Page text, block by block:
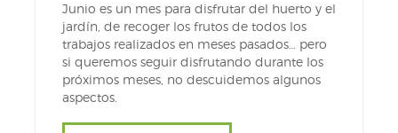
Junio es un mes para disfrutar del huerto y el
jardín, de recoger los frutos de todos los
trabajos realizados en meses pasados… pero
si queremos seguir disfrutando durante los
próximos meses, no descuidemos algunos
aspectos.